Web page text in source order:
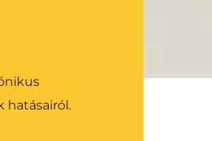
hatásairól.